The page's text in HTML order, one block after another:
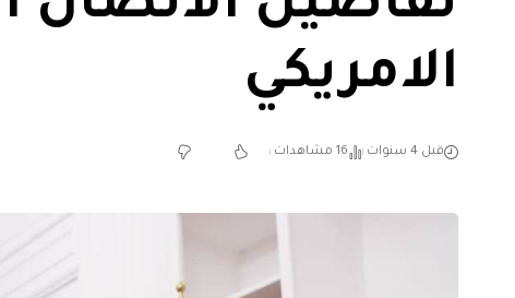
الامريكي
قبل 4 سنوات 16 مشاهدات